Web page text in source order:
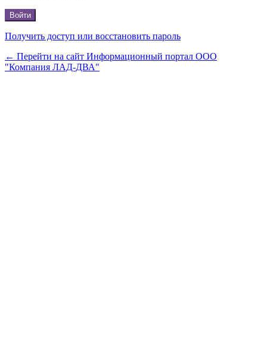
Получить доступ или восстановить пароль
← Перейти на сайт Информационный портал ООО
"Компания ЛАД-ДВА"